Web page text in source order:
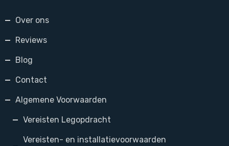
Over ons
Reviews
Blog
Contact
Algemene Voorwaarden
Vereisten Legopdracht
Vereisten- en installatievoorwaarden